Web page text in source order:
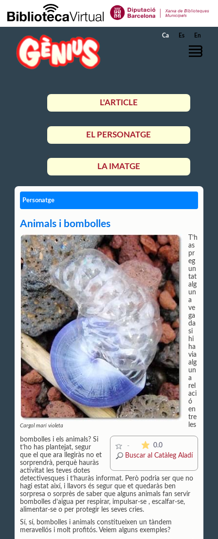
Salta al contingut principal
Ca Es En
L'ARTICLE
EL PERSONATGE
LA IMATGE
Personatge
Animals i bombolles
Cargol marí violeta
- 0.0La mitjana de les
Buscar al Catàleg Aladí
T’h
as
pr
eg
un
tat
alg
un
a
ve
ga
da
si
hi
ha
via
alg
un
a
rel
aci
ó
en
tre
les
bombolles i els animals? Si
t’ho has plantejat, segur
que el que ara llegiràs no et
sorprendrà, perquè hauràs
activitat les teves dotes
detectivesques i t’hauràs informat. Però podria ser que no
hagi estat així, i llavors és segur que et quedaràs ben
sorpresa o sorprès de saber que alguns animals fan servir
bombolles d’aigua per respirar, impulsar-se , escalfar-se,
alimentar-se o per protegir les seves cries.
Sí, sí, bombolles i animals constitueixen un tàndem
meravellós i molt profitós. Veiem alguns exemples?